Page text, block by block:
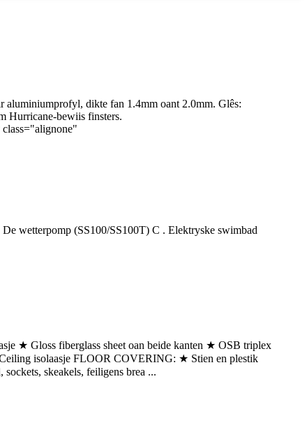
dikte fan 1.4mm oant 2.0mm. Glês:
Hurricane-bewiis finsters.
wetterpomp (SS100/SS100T) C . Elektryske swimbad
★ Gloss fiberglass sheet oan beide kanten ★ OSB triplex
isolaasje FLOOR COVERING: ★ Stien en plestik
skeakels, feiligens brea ...